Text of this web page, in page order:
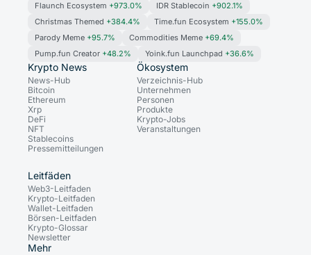
Flaunch Ecosystem +973.0% IDR Stablecoin +902.1%
Christmas Themed +384.4% Time.fun Ecosystem +155.0%
Parody Meme +95.7% Commodities Meme +69.4%
Pump.fun Creator +48.2% Yoink.fun Launchpad +36.6%
Krypto News
News-Hub
Bitcoin
Ethereum
Xrp
DeFi
NFT
Stablecoins
Pressemitteilungen
Ökosystem
Verzeichnis-Hub
Unternehmen
Personen
Produkte
Krypto-Jobs
Veranstaltungen
Leitfäden
Web3-Leitfaden
Krypto-Leitfaden
Wallet-Leitfaden
Börsen-Leitfaden
Krypto-Glossar
Newsletter
Mehr